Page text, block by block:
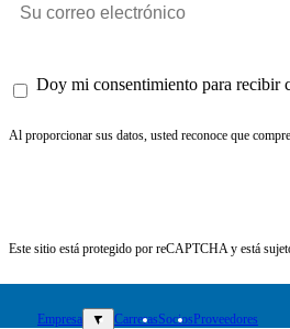
Doy mi consentimiento para recibir
Al proporcionar sus datos, usted reconoce que
Este sitio está protegido por reCAPTCHA y está
Empresa ▼ CarrerasSociosProveedores